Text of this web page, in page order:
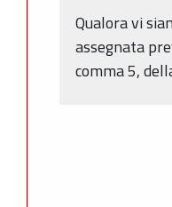
Qualora vi
assegnata
comma 5,